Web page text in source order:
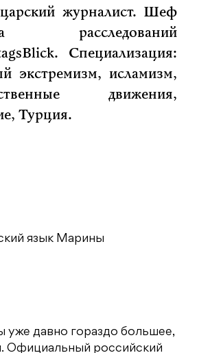
журналист. Шеф
расследований
Специализация:
экстремизм, исламизм,
движения,
Турция.
язык Марины
уже давно гораздо большее,
Официальный российский